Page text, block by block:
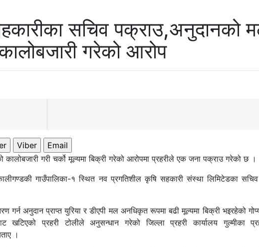
सचिव पक्राउ,अनुदानको
गरेको आरोप
Viber
Email
गरी चर्को मूल्यमा बिक्री गरेको आरोपमा प्रहरीले एक जना पक्राउ गरेको छ ।
गाउँपालिका-१ स्थित नव प्रगतिशील कृषि सहकारी संस्था लिमिटेडका सचिव
गर्न अनुदान प्राप्त युरिया र डीएपी मल अनधिकृत रूपमा बढी मूल्यमा बिक्री भइरहेको
खटिएको प्रहरी टोलीले अनुसन्धान गरेको जिल्ला प्रहरी कार्यालय गुल्मीका
।